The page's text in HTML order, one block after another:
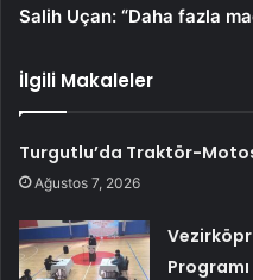
Salih Uçan: “Daha fazla
İlgili Makaleler
Turgutlu’da Traktör-
Ağustos 7, 2026
Programı